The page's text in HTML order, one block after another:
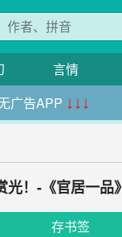
言情
广告APP ↓↓↓
！-《官居一品》
存书签